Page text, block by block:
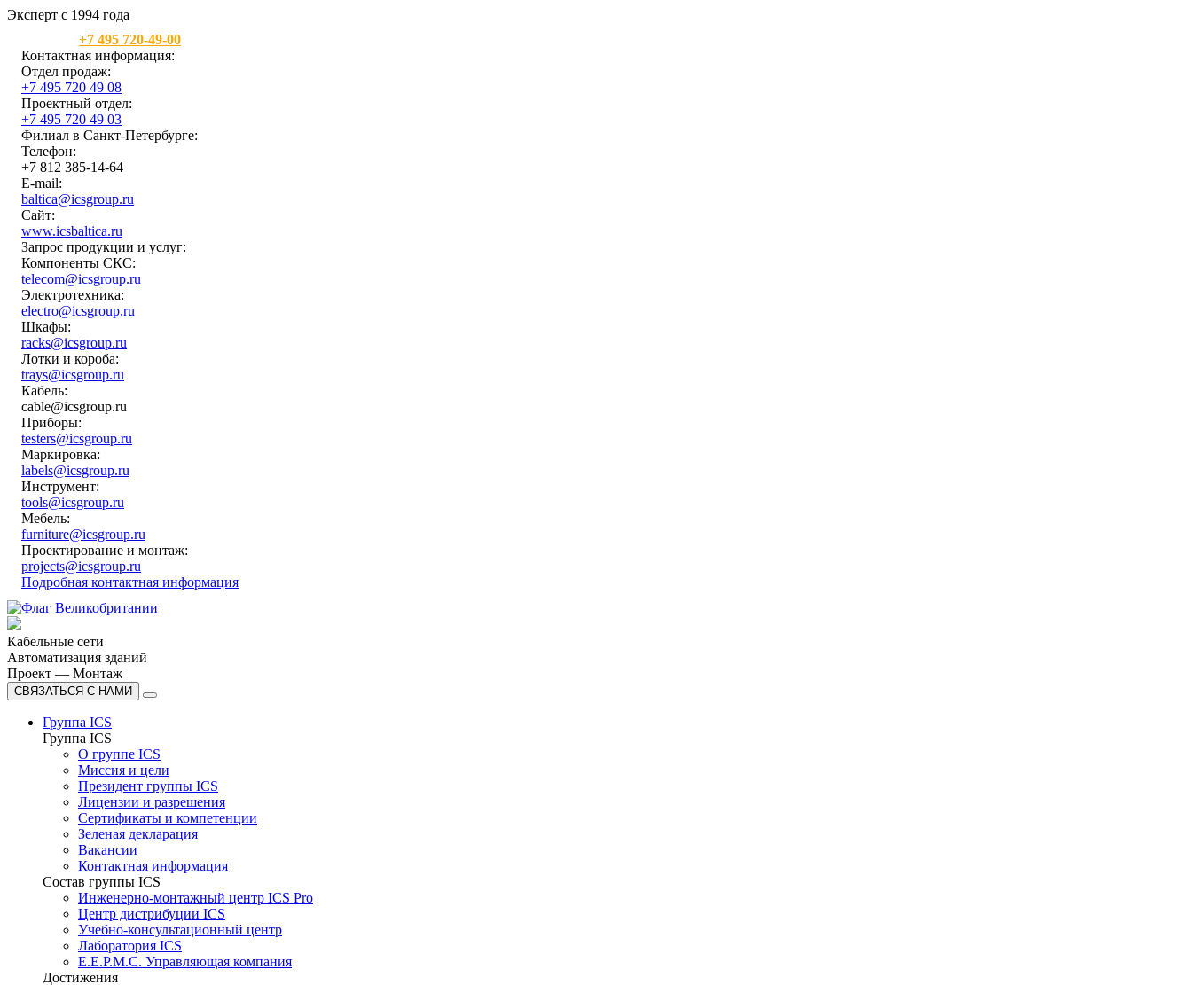
Эксперт с 1994 года
+7 495 720-49-00
Контактная информация:
Отдел продаж:
+7 495 720 49 08
Проектный отдел:
+7 495 720 49 03
Филиал в Санкт-Петербурге:
Телефон:
+7 812 385-14-64
E-mail:
baltica@icsgroup.ru
Сайт:
www.icsbaltica.ru
Запрос продукции и услуг:
Компоненты СКС:
telecom@icsgroup.ru
Электротехника:
electro@icsgroup.ru
Шкафы:
racks@icsgroup.ru
Лотки и короба:
trays@icsgroup.ru
Кабель:
cable@icsgroup.ru
Приборы:
testers@icsgroup.ru
Маркировка:
labels@icsgroup.ru
Инструмент:
tools@icsgroup.ru
Мебель:
furniture@icsgroup.ru
Проектирование и монтаж:
projects@icsgroup.ru
Подробная контактная информация
Кабельные сети
Автоматизация зданий
Проект — Монтаж
СВЯЗАТЬСЯ С НАМИ
Группа ICS
Группа ICS
О группе ICS
Миссия и цели
Президент группы ICS
Лицензии и разрешения
Сертификаты и компетенции
Зеленая декларация
Вакансии
Контактная информация
Состав группы ICS
Инженерно-монтажный центр ICS Pro
Центр дистрибуции ICS
Учебно-консультационный центр
Лаборатория ICS
E.E.P.M.C. Управляющая компания
Достижения